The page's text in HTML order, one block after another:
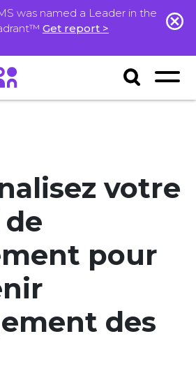
was named a Leader in the
Get report >
votre
pour
des